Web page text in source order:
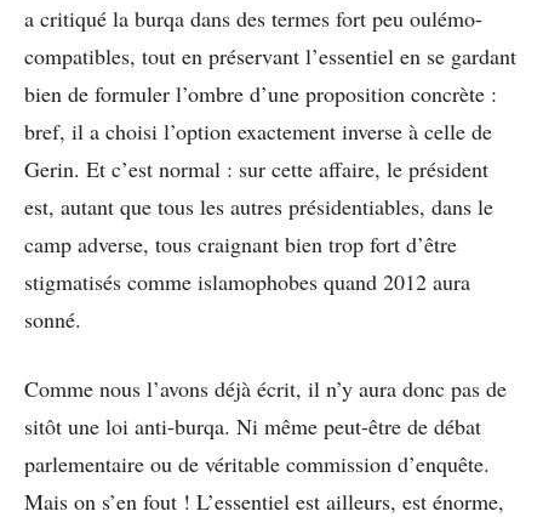
a critiqué la burqa dans des termes fort peu oulémo-
compatibles, tout en préservant l’essentiel en se gardant
bien de formuler l’ombre d’une proposition concrète :
bref, il a choisi l’option exactement inverse à celle de
Gerin. Et c’est normal : sur cette affaire, le président
est, autant que tous les autres présidentiables, dans le
camp adverse, tous craignant bien trop fort d’être
stigmatisés comme islamophobes quand 2012 aura
sonné.
Comme nous l’avons déjà écrit, il n’y aura donc pas de
sitôt une loi anti-burqa. Ni même peut-être de débat
parlementaire ou de véritable commission d’enquête.
Mais on s’en fout ! L’essentiel est ailleurs, est énorme,